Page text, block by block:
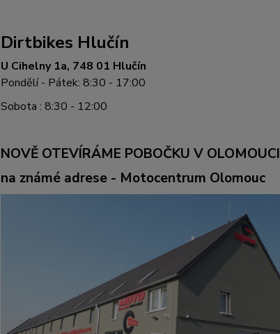
Dirtbikes Hlučín
U Cihelny 1a, 748 01 Hlučín
Pondělí - Pátek: 8:30 - 17:00
Sobota : 8:30 - 12:00
NOVĚ OTEVÍRÁME POBOČKU V OLOMOUCI
na známé adrese - Motocentrum Olomouc